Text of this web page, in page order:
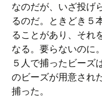
なのだが、いざ投げ
るのだ。ときどき５
ることがあり、それ
なる。要らないのに
５人で捕ったビーズ
のビーズが用意され
捕った。